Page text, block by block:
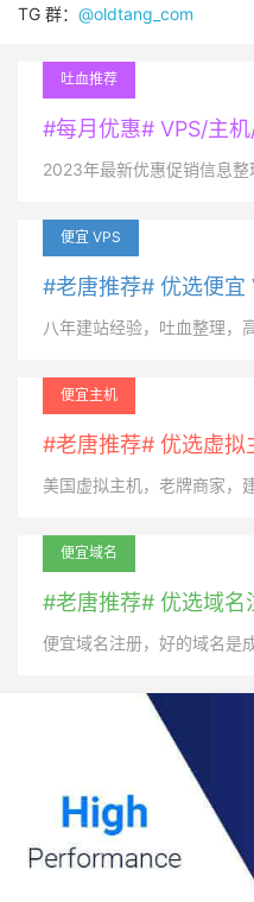
TG 群： @oldtang_com
吐血推荐
#每月优惠# VPS/主
2023年最新优惠促销信息整
便宜 VPS
#老唐推荐# 优选便宜
八年建站经验，吐血整理，
便宜主机
#老唐推荐# 优选虚拟
美国虚拟主机，老牌商家，
便宜域名
#老唐推荐# 优选域名
便宜域名注册，好的域名是